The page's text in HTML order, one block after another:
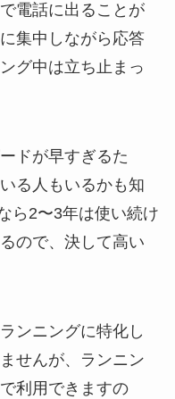
電話に出ることが
集中しながら応答
グ中は立ち止まっ
ドが早すぎるた
る人もいるかも知
ら2〜3年は使い続け
ので、決して高い
ンニングに特化し
せんが、ランニン
利用できますの